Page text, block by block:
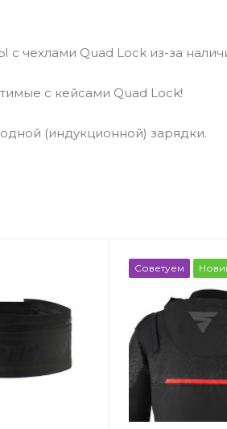
чехлами Quad Lock из-за
с кейсами Quad Lock!
(индукционной) зарядки.
Советуем